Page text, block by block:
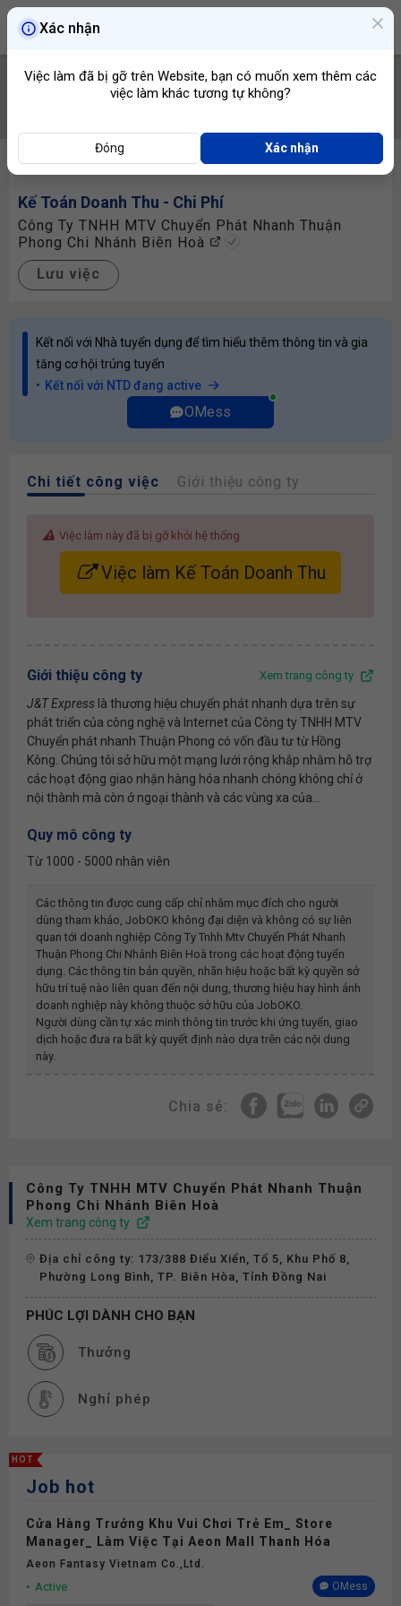
TÌM VIỆC
Kế Toán Doanh Thu - Chi Phí
Công Ty TNHH MTV Chuyển Phát Nhanh Thuận
Phong Chi Nhánh Biên Hoà
Lưu việc
Kết nối với Nhà tuyển dụng để tìm hiểu thêm thông tin và gia
tăng cơ hội trúng tuyển
Kết nối với NTD đang active
OMess
Chi tiết công việc Giới thiệu công ty
Việc làm này đã bị gỡ khỏi hệ thống
Việc làm Kế Toán Doanh Thu
Giới thiệu công ty Xem trang công ty
J&T Express là thương hiệu chuyển phát nhanh dựa trên sự
phát triển của công nghệ và Internet của Công ty TNHH MTV
Chuyển phát nhanh Thuận Phong có vốn đầu tư từ Hồng
Kông. Chúng tôi sở hữu một mạng lưới rộng khắp nhằm hỗ trợ
các hoạt động giao nhận hàng hóa nhanh chóng không chỉ ở
nội thành mà còn ở ngoại thành và các vùng xa của...
Quy mô công ty
Từ 1000 - 5000 nhân viên
Các thông tin được cung cấp chỉ nhằm mục đích cho người
dùng tham khảo, JobOKO không đại diện và không có sự liên
quan tới doanh nghiệp Công Ty Tnhh Mtv Chuyển Phát Nhanh
Thuận Phong Chi Nhánh Biên Hoà trong các hoạt động tuyển
dụng. Các thông tin bản quyền, nhãn hiệu hoặc bất kỳ quyền sở
hữu trí tuệ nào liên quan đến nội dung, thương hiệu hay hình ảnh
doanh nghiệp này không thuộc sở hữu của JobOKO.
Người dùng cần tự xác minh thông tin trước khi ứng tuyển, giao
dịch hoặc đưa ra bất kỳ quyết định nào dựa trên các nội dung
này.
Chia sẻ:
Công Ty TNHH MTV Chuyển Phát Nhanh Thuận
Phong Chi Nhánh Biên Hoà
Xem trang công ty
Địa chỉ công ty: 173/388 Điểu Xiển, Tổ 5, Khu Phố 8,
Phường Long Bình, TP. Biên Hòa, Tỉnh Đồng Nai
PHÚC LỢI DÀNH CHO BẠN
Thưởng
Nghỉ phép
HOT
Job hot
Cửa Hàng Trưởng Khu Vui Chơi Trẻ Em_ Store
Manager_ Làm Việc Tại Aeon Mall Thanh Hóa
Aeon Fantasy Vietnam Co.,ltd.
Active OMess
Xác nhận
Việc làm đã bị gỡ trên Website, bạn có muốn xem thêm các
việc làm khác tương tự không?
Đóng Xác nhận